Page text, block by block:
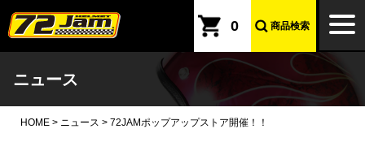
本文へ
0 商品検索
ニュース
HOME > ニュース > 72JAMポップアップストア開催！！